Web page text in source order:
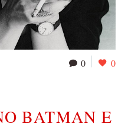
0 0
BATMAN E